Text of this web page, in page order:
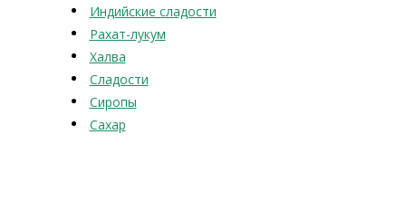
Индийские сладости
Рахат-лукум
Халва
Сладости
Сиропы
Сахар